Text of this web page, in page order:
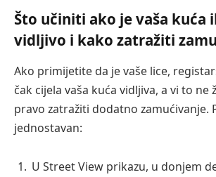
Što učiniti ako je vaša kuća
vidljivo i kako zatražiti
Ako primijetite da je vaše lice,
čak cijela vaša kuća vidljiva, a vi to ne
pravo zatražiti dodatno zamućivanje.
jednostavan:
U Street View prikazu, u donjem